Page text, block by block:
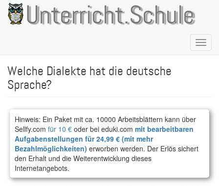
Direkt
zum
Inhalt
Unterricht.Schule
Welche Dialekte hat die deutsche
Sprache?
Hinweis: Ein Paket mit ca. 10000 Arbeitsblättern kann über
Sellfy.com für 10 € oder bei eduki.com mit bearbeitbaren
Aufgabenstellungen für 24,99 € (mit mehr
Bezahlmöglichkeiten) erworben werden. Der Erlös sichert
den Erhalt und die Weiterentwicklung dieses
Internetangebots.